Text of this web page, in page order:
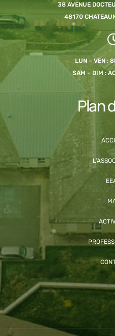
38 AVENUE
48170
LUN – VEN :
SAM – DIM :
Plan